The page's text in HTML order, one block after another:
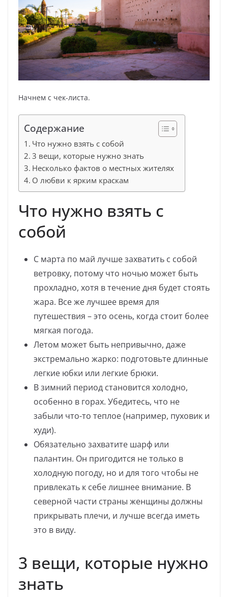
Начнем с чек-листа.
Содержание
Что нужно взять с собой
3 вещи, которые нужно знать
Несколько фактов о местных жителях
О любви к ярким краскам
Что нужно взять с
собой
С марта по май лучше захватить с собой
ветровку, потому что ночью может быть
прохладно, хотя в течение дня будет стоять
жара. Все же лучшее время для
путешествия – это осень, когда стоит более
мягкая погода.
Летом может быть непривычно, даже
экстремально жарко: подготовьте длинные
легкие юбки или легкие брюки.
В зимний период становится холодно,
особенно в горах. Убедитесь, что не
забыли что-то теплое (например, пуховик и
худи).
Обязательно захватите шарф или
палантин. Он пригодится не только в
холодную погоду, но и для того чтобы не
привлекать к себе лишнее внимание. В
северной части страны женщины должны
прикрывать плечи, и лучше всегда иметь
это в виду.
3 вещи, которые нужно
знать